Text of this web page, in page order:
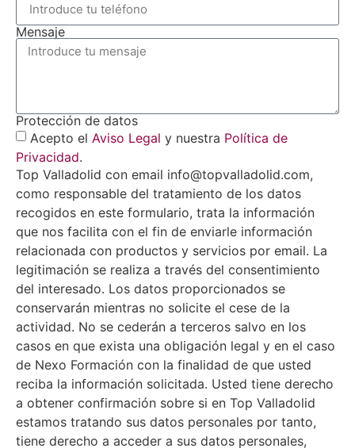
Mensaje
Protección de datos
Acepto el Aviso Legal y nuestra Política de
Privacidad.
Top Valladolid con email info@topvalladolid.com,
como responsable del tratamiento de los datos
recogidos en este formulario, trata la información
que nos facilita con el fin de enviarle información
relacionada con productos y servicios por email. La
legitimación se realiza a través del consentimiento
del interesado. Los datos proporcionados se
conservarán mientras no solicite el cese de la
actividad. No se cederán a terceros salvo en los
casos en que exista una obligación legal y en el caso
de Nexo Formación con la finalidad de que usted
reciba la información solicitada. Usted tiene derecho
a obtener confirmación sobre si en Top Valladolid
estamos tratando sus datos personales por tanto,
tiene derecho a acceder a sus datos personales,